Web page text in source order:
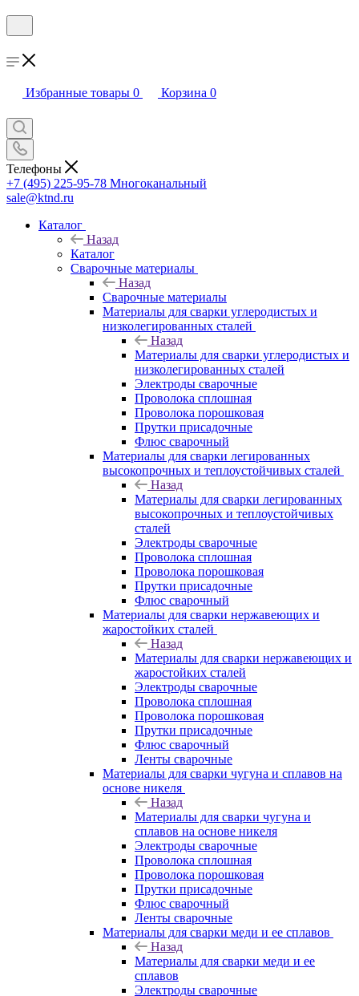
Избранные товары 0 Корзина 0
Телефоны
+7 (495) 225-95-78 Многоканальный
sale@ktnd.ru
Каталог
Назад
Каталог
Сварочные материалы
Назад
Сварочные материалы
Материалы для сварки углеродистых и
низколегированных сталей
Назад
Материалы для сварки углеродистых и
низколегированных сталей
Электроды сварочные
Проволока сплошная
Проволока порошковая
Прутки присадочные
Флюс сварочный
Материалы для сварки легированных
высокопрочных и теплоустойчивых сталей
Назад
Материалы для сварки легированных
высокопрочных и теплоустойчивых
сталей
Электроды сварочные
Проволока сплошная
Проволока порошковая
Прутки присадочные
Флюс сварочный
Материалы для сварки нержавеющих и
жаростойких сталей
Назад
Материалы для сварки нержавеющих и
жаростойких сталей
Электроды сварочные
Проволока сплошная
Проволока порошковая
Прутки присадочные
Флюс сварочный
Ленты сварочные
Материалы для сварки чугуна и сплавов на
основе никеля
Назад
Материалы для сварки чугуна и
сплавов на основе никеля
Электроды сварочные
Проволока сплошная
Проволока порошковая
Прутки присадочные
Флюс сварочный
Ленты сварочные
Материалы для сварки меди и ее сплавов
Назад
Материалы для сварки меди и ее
сплавов
Электроды сварочные